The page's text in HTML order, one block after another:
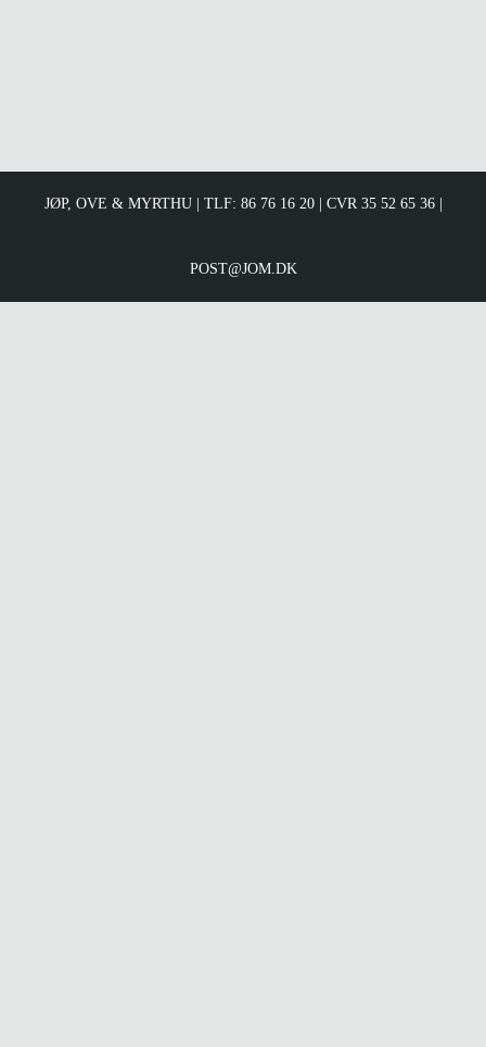
JØP, OVE & MYRTHU | TLF: 86 76 16 20 | CVR 35 52 65 36 |
POST@JOM.DK